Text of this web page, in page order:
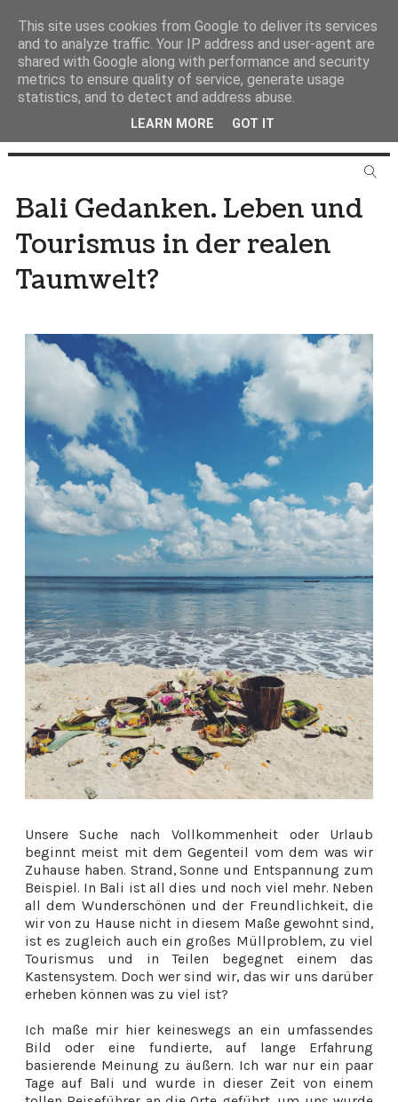
Bali Gedanken. Leben und
Tourismus in der realen
Taumwelt?
Unsere Suche nach Vollkommenheit oder Urlaub
beginnt meist mit dem Gegenteil vom dem was wir
Zuhause haben. Strand, Sonne und Entspannung zum
Beispiel. In Bali ist all dies und noch viel mehr. Neben
all dem Wunderschönen und der Freundlichkeit, die
wir von zu Hause nicht in diesem Maße gewohnt sind,
ist es zugleich auch ein großes Müllproblem, zu viel
Tourismus und in Teilen begegnet einem das
Kastensystem. Doch wer sind wir, das wir uns darüber
erheben können was zu viel ist?
Ich maße mir hier keineswegs an ein umfassendes
Bild oder eine fundierte, auf lange Erfahrung
basierende Meinung zu äußern. Ich war nur ein paar
Tage auf Bali und wurde in dieser Zeit von einem
This site uses cookies from Google to deliver its services
and to analyze traffic. Your IP address and user-agent are
shared with Google along with performance and security
metrics to ensure quality of service, generate usage
statistics, and to detect and address abuse.
LEARN MORE GOT IT